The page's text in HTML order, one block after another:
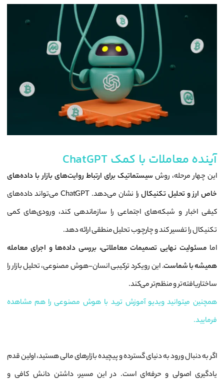
آینده معاملات با کمک ChatGPT
این چهار مرحله، روش سیستماتیک برای ارتباط روایت‌های بازار با داده‌های
خاص ارز و تحلیل تکنیکال
را نشان می‌دهد. ChatGPT می‌تواند داده‌های
کیفی اخبار و شبکه‌های اجتماعی را سازماندهی کند، ورودی‌های کمی
تکنیکال را تفسیر کند و چارچوب تحلیل منطقی ارائه دهد.
اما مسئولیت نهایی تصمیمات معاملاتی، بررسی داده‌ها و اجرای معامله
همیشه با شماست. این رویکرد ترکیبی انسان-هوش مصنوعی، تحلیل بازار را
ساختاریافته‌تر و منظم‌تر می‌کند.
همچنین میتوانید ویدیو آموزش ترید با هوش مصنوعی را هم مشاهده
فرمایید.
اگر به دنبال ورود به دنیای گسترده و پیچیده بازارهای مالی هستید، اولین قدم
یادگیری اصولی و حرفه‌ای است. در این مسیر، داشتن دانش کافی و